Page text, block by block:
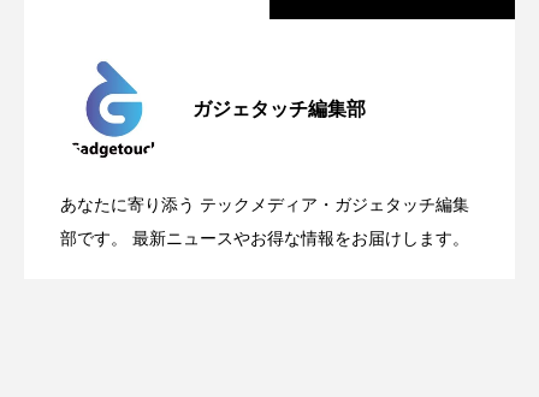
ガジェタッチ編集部
あなたに寄り添う テックメディア・ガジェタッチ編集
部です。 最新ニュースやお得な情報をお届けします。
2026.05.04
登場
2026.04.24
Directに動いた理由、担当者も答えられな
2026.04.23 OpenMic Insight：AFEELA開発中止で見